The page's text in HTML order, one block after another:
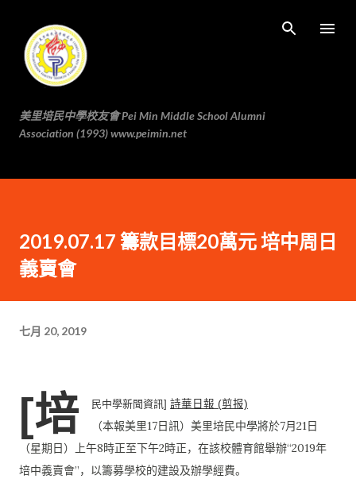
美里培民中學校友會 Pei Min Middle School Alumni
Association (1993) www.peimin.net
2019.07.17 籌款目標20萬元 培中周日
義賣會
七月 20, 2019
[培 民中學新聞資訊] 詩華日報 (剪报)
（本報美里17日訊）美里培民中學將於7月21日
（星期日）
上午8時正至下午2時正，在該校體育館舉辦“2019年
培中義賣會”，以籌募學校的建設及辦學經費。